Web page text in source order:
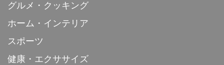
グルメ・クッキング
ホーム・インテリア
スポーツ
健康・エクササイズ